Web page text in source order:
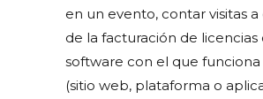
en un evento, contar visitas
de la facturación de licencias
software con el que funciona
(sitio web, plataforma o